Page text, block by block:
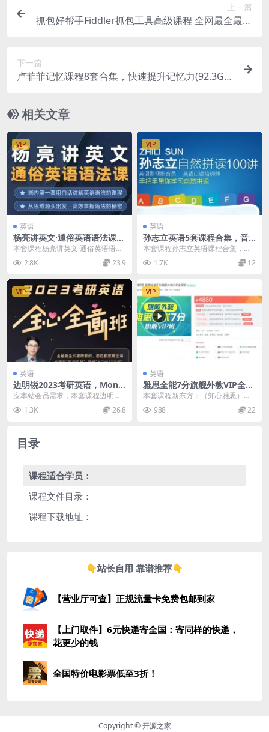
上一篇
抓包好帮手Fiddler抓包工具高级课程 全网最全最新
下一篇
卢菲菲记忆课程8套合集，快速提升记忆力(92.3G)
相关文章
VIP
英语
杨亮讲英文·通俗英语语法课，
初级+中级+高级百度云 价值1
本套课程杨亮讲英文·通俗英语语法
课，课程官方售价1398元，由杨亮
老师主讲，课程...
2.8K 23.9
VIP
英语
孙志立英语5套课程合集，音
标/纠音/口语/自然拼读
本套课程孙志立英语课程合集，包
含：孙志立抖音课程、孙志立简明
英语音标教程50讲、...
1.7K 12
VIP
英语
边明锐2023考研英语，Monk
ey英语全心全意全逆天改命全
应本站会员需求，本套课程边明锐2
023考研英语，Monkey英语全心全
意全逆天改...
1.3K 26.8
VIP
英语
雅思全能7分旗舰外教VIP全程
班，新东方知心雅思课程下载
本套课程新东方：（知心雅思）雅
思全能7分旗舰外教VIP全程班，课
程官方售价488...
988 22
目录
课程适合学员：
课程文件目录：
课程下载地址：
👇站长自用 靠谱推荐👇
【营业厅可查】正规流量卡免费包邮到家
【上门取件】6元快递寄全国：寄同样的快递，
花更少的钱
全国特价电影票低至3折！
Copyright © 开源之家